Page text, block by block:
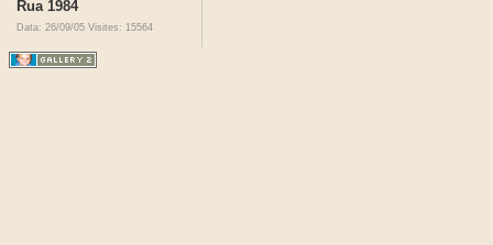
Rua 1984
Data: 26/09/05 Visites: 15564